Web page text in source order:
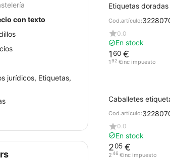
Etiquetas
Cod.artículo:
0.0
En stock
160 €
192 €inc impuesto
Caballetes
Cod.artículo:
0.0
En stock
205 €
246 €inc impuesto
con texto
jurídicos, Etiquetas,